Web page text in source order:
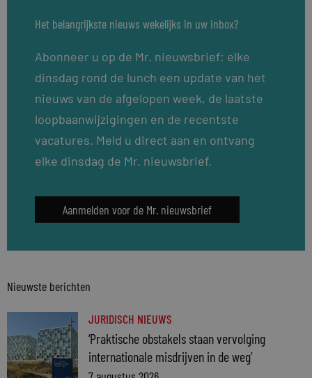
Het belangrijkste nieuws wekelijks in uw inbox?
Abonneer u op de Mr. nieuwsbrief: elke
dinsdag rond de lunch een update van het
nieuws van de afgelopen week, de laatste
loopbaanwijzigingen en de recentste
vacatures. Meld u direct aan en ontvang
elke dinsdag de Mr. nieuwsbrief.
Aanmelden voor de Mr. nieuwsbrief
Nieuwste berichten
JURIDISCH NIEUWS
‘Praktische obstakels staan vervolging
internationale misdrijven in de weg’